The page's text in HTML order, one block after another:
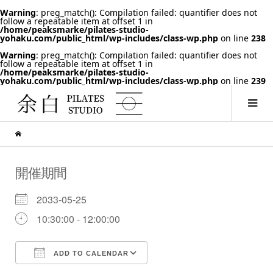
Warning: preg_match(): Compilation failed: quantifier does not
follow a repeatable item at offset 1 in
/home/peaksmarke/pilates-studio-
yohaku.com/public_html/wp-includes/class-wp.php on line 238
Warning: preg_match(): Compilation failed: quantifier does not
follow a repeatable item at offset 1 in
/home/peaksmarke/pilates-studio-
yohaku.com/public_html/wp-includes/class-wp.php on line 239
開催期間
2033-05-25
10:30:00 - 12:00:00
ADD TO CALENDAR